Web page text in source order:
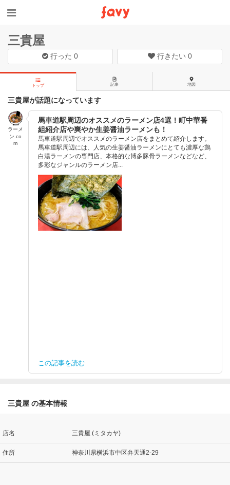
三貴屋
行った0 行きたい 0
トップ 記事 地図
三貴屋が話題になっています
ラーメ
ン.co
m
馬車道駅周辺のオススメのラーメン店4選！町中華番
組紹介店や爽やか生姜醤油ラーメンも！
馬車道駅周辺でオススメのラーメン店をまとめて紹介します。
馬車道駅周辺には、人気の生姜醤油ラーメンにとても濃厚な鶏
白湯ラーメンの専門店、本格的な博多豚骨ラーメンなどなど、
多彩なジャンルのラーメン店...
この記事を読む
三貴屋 の基本情報
店名 三貴屋 (ミタカヤ)
住所 神奈川県横浜市中区弁天通2-29